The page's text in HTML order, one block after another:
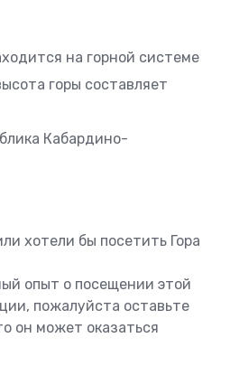
на горной системе
горы составляет
Кабардино-
хотели бы посетить Гора
опыт о посещении этой
пожалуйста оставьте
он может оказаться